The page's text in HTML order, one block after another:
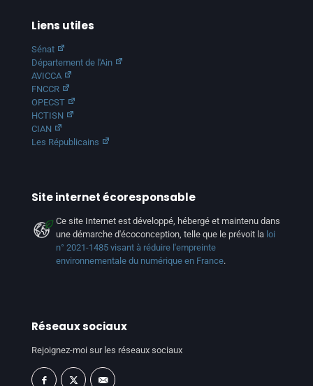
Liens utiles
Sénat
Département de l'Ain
AVICCA
FNCCR
OPECST
HCTISN
CIAN
Les Républicains
Site internet écoresponsable
Ce site Internet est développé, hébergé et maintenu dans
une démarche d'écoconception, telle que le prévoit la loi
n° 2021-1485 visant à réduire l'empreinte
environnementale du numérique en France.
Réseaux sociaux
Rejoignez-moi sur les réseaux sociaux